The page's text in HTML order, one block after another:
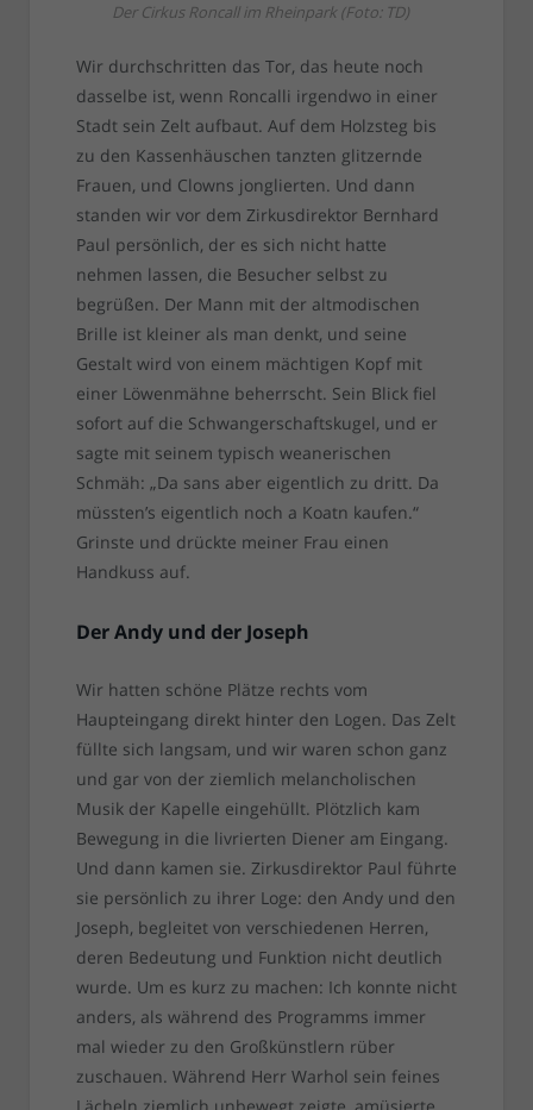
Der Cirkus Roncall im Rheinpark (Foto: TD)
Wir durchschritten das Tor, das heute noch
dasselbe ist, wenn Roncalli irgendwo in einer
Stadt sein Zelt aufbaut. Auf dem Holzsteg bis
zu den Kassenhäuschen tanzten glitzernde
Frauen, und Clowns jonglierten. Und dann
standen wir vor dem Zirkusdirektor Bernhard
Paul persönlich, der es sich nicht hatte
nehmen lassen, die Besucher selbst zu
begrüßen. Der Mann mit der altmodischen
Brille ist kleiner als man denkt, und seine
Gestalt wird von einem mächtigen Kopf mit
einer Löwenmähne beherrscht. Sein Blick fiel
sofort auf die Schwangerschaftskugel, und er
sagte mit seinem typisch weanerischen
Schmäh: „Da sans aber eigentlich zu dritt. Da
müssten’s eigentlich noch a Koatn kaufen.“
Grinste und drückte meiner Frau einen
Handkuss auf.
Der Andy und der Joseph
Wir hatten schöne Plätze rechts vom
Haupteingang direkt hinter den Logen. Das Zelt
füllte sich langsam, und wir waren schon ganz
und gar von der ziemlich melancholischen
Musik der Kapelle eingehüllt. Plötzlich kam
Bewegung in die livrierten Diener am Eingang.
Und dann kamen sie. Zirkusdirektor Paul führte
sie persönlich zu ihrer Loge: den Andy und den
Joseph, begleitet von verschiedenen Herren,
deren Bedeutung und Funktion nicht deutlich
wurde. Um es kurz zu machen: Ich konnte nicht
anders, als während des Programms immer
mal wieder zu den Großkünstlern rüber
zuschauen. Während Herr Warhol sein feines